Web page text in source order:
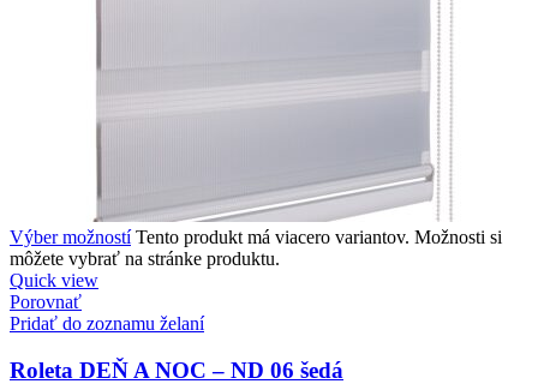
Výber možností Tento produkt má viacero variantov. Možnosti si
môžete vybrať na stránke produktu.
Quick view
Porovnať
Pridať do zoznamu želaní
Roleta DEŇ A NOC – ND 06 šedá